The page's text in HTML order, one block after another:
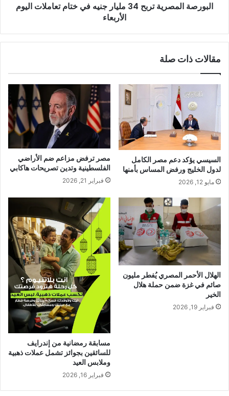
البورصة المصرية تربح 34 مليار جنيه في ختام تعاملات اليوم
الأربعاء
مقالات ذات صلة
السيسي يؤكد دعم مصر الكامل
لدول الخليج ورفض المساس بأمنها
مايو 12, 2026
مصر ترفض مزاعم ضم الأراضي
الفلسطينية وتدين تصريحات هاكابي
فبراير 21, 2026
الهلال الأحمر المصري يُفطر مليون
صائم في غزة ضمن حملة هلال
الخير
فبراير 19, 2026
مسابقة رمضانية من إندرايف
للسائقين بجوائز تشمل عملات ذهبية
وملابس العيد
فبراير 16, 2026